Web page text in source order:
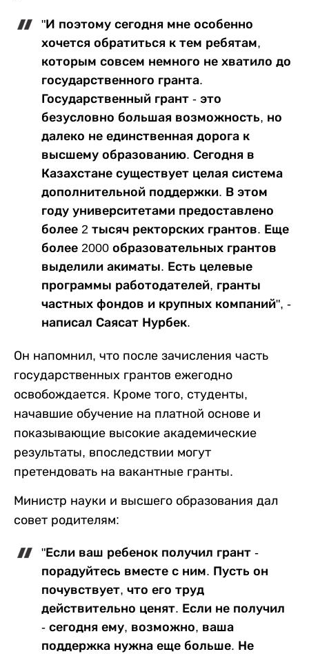
"И поэтому сегодня мне особенно
хочется обратиться к тем ребятам,
которым совсем немного не хватило до
государственного гранта.
Государственный грант - это
безусловно большая возможность, но
далеко не единственная дорога к
высшему образованию. Сегодня в
Казахстане существует целая система
дополнительной поддержки. В этом
году университетами предоставлено
более 2 тысяч ректорских грантов. Еще
более 2000 образовательных грантов
выделили акиматы. Есть целевые
программы работодателей, гранты
частных фондов и крупных компаний", -
написал Саясат Нурбек.
Он напомнил, что после зачисления часть
государственных грантов ежегодно
освобождается. Кроме того, студенты,
начавшие обучение на платной основе и
показывающие высокие академические
результаты, впоследствии могут
претендовать на вакантные гранты.
Министр науки и высшего образования дал
совет родителям:
"Если ваш ребенок получил грант -
порадуйтесь вместе с ним. Пусть он
почувствует, что его труд
действительно ценят. Если не получил
- сегодня ему, возможно, ваша
поддержка нужна еще больше. Не